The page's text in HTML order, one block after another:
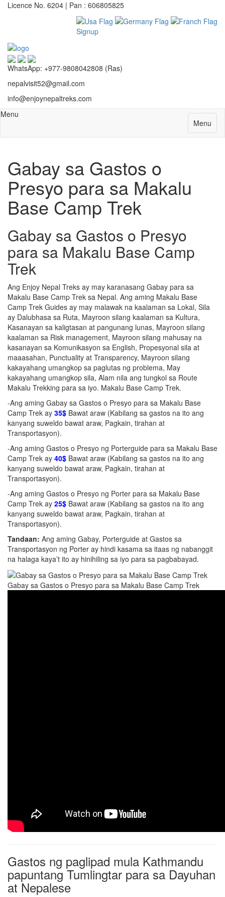
Licence No. 6204 | Pan : 606805825
Signup
WhatsApp: +977-9808042808 (Ras)
nepalvisit52@gmail.com
info@enjoynepaltreks.com
Menu
Menu
Gabay sa Gastos o
Presyo para sa Makalu
Base Camp Trek
Gabay sa Gastos o Presyo
para sa Makalu Base Camp
Trek
Ang Enjoy Nepal Treks ay may karanasang Gabay para sa
Makalu Base Camp Trek sa Nepal. Ang aming Makalu Base
Camp Trek Guides ay may malawak na kaalaman sa Lokal, Sila
ay Dalubhasa sa Ruta, Mayroon silang kaalaman sa Kultura,
Kasanayan sa kaligtasan at pangunang lunas, Mayroon silang
kaalaman sa Risk management, Mayroon silang mahusay na
kasanayan sa Komunikasyon sa English, Propesyonal sila at
maaasahan, Punctuality at Transparency, Mayroon silang
kakayahang umangkop sa paglutas ng problema, May
kakayahang umangkop sila, Alam nila ang tungkol sa Route
Makalu Trekking para sa iyo. Makalu Base Camp Trek.
-Ang aming Gabay sa Gastos o Presyo para sa Makalu Base
Camp Trek ay 35$ Bawat araw (Kabilang sa gastos na ito ang
kanyang suweldo bawat araw, Pagkain, tirahan at
Transportasyon).
-Ang aming Gastos o Presyo ng Porterguide para sa Makalu Base
Camp Trek ay 40$ Bawat araw (Kabilang sa gastos na ito ang
kanyang suweldo bawat araw, Pagkain, tirahan at
Transportasyon).
-Ang aming Gastos o Presyo ng Porter para sa Makalu Base
Camp Trek ay 25$ Bawat araw (Kabilang sa gastos na ito ang
kanyang suweldo bawat araw, Pagkain, tirahan at
Transportasyon).
Tandaan: Ang aming Gabay, Porterguide at Gastos sa
Transportasyon ng Porter ay hindi kasama sa itaas ng nabanggit
na halaga kaya’t ito ay hinihiling sa iyo para sa pagbabayad.
Gabay sa Gastos o Presyo para sa Makalu Base Camp Trek
Gastos ng paglipad mula Kathmandu
papuntang Tumlingtar para sa Dayuhan
at Nepalese